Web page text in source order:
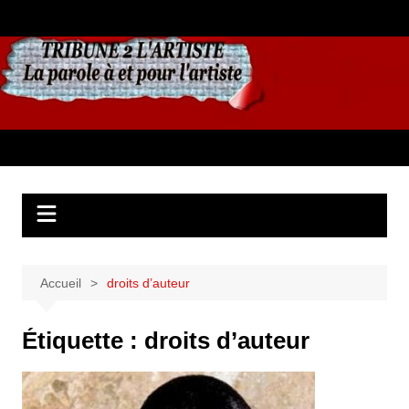
au
contenu
Accueil droits d’auteur
Étiquette : droits d’auteur